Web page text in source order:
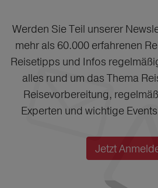
Werden Sie Teil unserer
mehr als 60.000 erfahrenen
Reisetipps und Infos
alles rund um das Thema
Reisevorbereitung,
Experten und wichtige
Jetzt